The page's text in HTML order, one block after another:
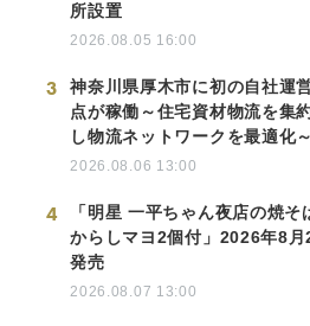
所設置
2026.08.05 16:00
3
神奈川県厚木市に初の自社運
点が稼働～住宅資材物流を集
し物流ネットワークを最適化～
2026.08.06 13:00
4
「明星 一平ちゃん夜店の焼そ
からしマヨ2個付」2026年8
発売
2026.08.07 13:00